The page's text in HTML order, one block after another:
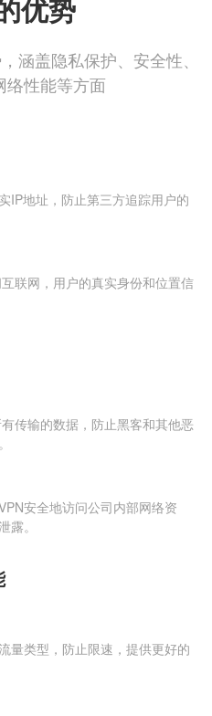
优势
涵盖隐私保护、安全性、
络性能等方面
IP地址，防止第三方追踪用户的
联网，用户的真实身份和位置信
传输的数据，防止黑客和其他恶
安全地访问公司内部网络资
露。
量类型，防止限速，提供更好的